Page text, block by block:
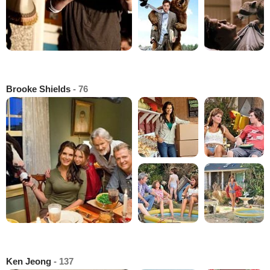
Brooke Shields - 76
Ken Jeong - 137